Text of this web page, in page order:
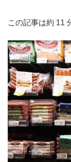
この記事は約 11